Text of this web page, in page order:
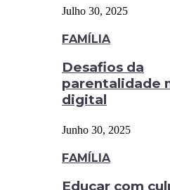
Julho 30, 2025
FAMÍLIA
Desafios da
parentalidade
digital
Junho 30, 2025
FAMÍLIA
Educar com